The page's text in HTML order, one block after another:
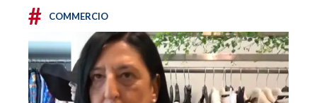
# COMMERCIO